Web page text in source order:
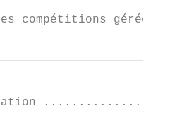
compétitions gérées